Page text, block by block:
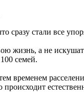
сразу стали все
жизнь, а не
семей.
временем